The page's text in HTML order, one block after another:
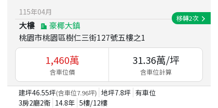
115年04月
大樓
豪椰大鎮
桃園市桃園區樹仁三街127號五樓之1
移轉2次
1,460萬
含車位價
31.36萬/坪
含車位計算
建坪46.55坪(含車位7.96坪) 地坪7.8坪 有車位
3房2廳2衛 14.8年 5樓/12樓